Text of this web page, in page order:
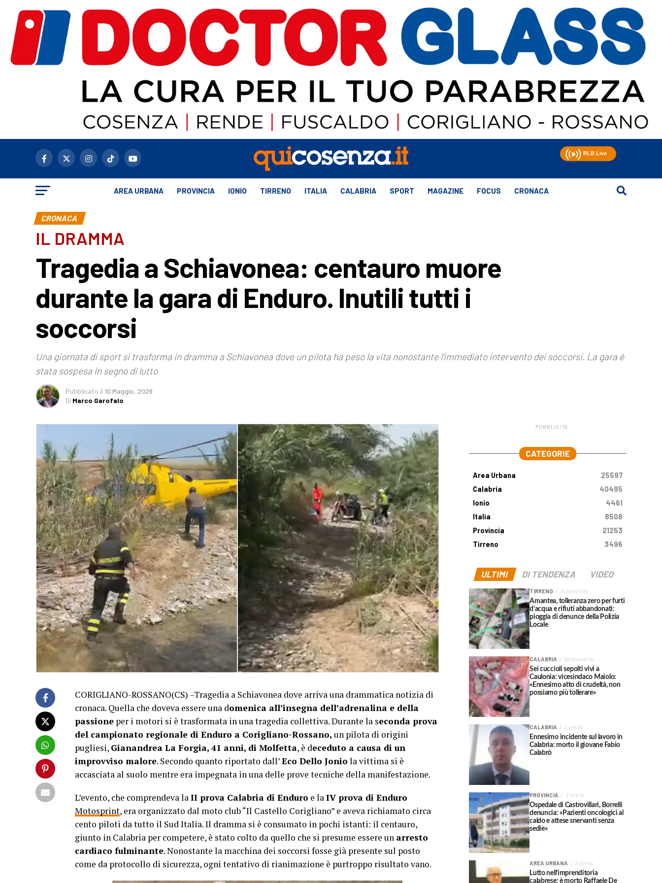
AREA URBANA PROVINCIA IONIO TIRRENO ITALIA CALABRIA SPORT MAGAZINE FOCUS CRONACA
CRONACA
IL DRAMMA
Tragedia a Schiavonea: centauro muore
durante la gara di Enduro. Inutili tutti i
soccorsi
Una giornata di sport si trasforma in dramma a Schiavonea dove un pilota ha peso la vita nonostante l’immediato intervento dei soccorsi. La gara è
stata sospesa in segno di lutto
Pubblicato il 10 Maggio, 2026
Di Marco Garofalo
CORIGLIANO-ROSSANO(CS) –Tragedia a Schiavonea dove arriva una drammatica notizia di
cronaca. Quella che doveva essere una domenica all’insegna dell’adrenalina e della
passione per i motori si è trasformata in una tragedia collettiva. Durante la seconda prova
del campionato regionale di Enduro a Corigliano-Rossano, un pilota di origini
pugliesi, Gianandrea La Forgia, 41 anni, di Molfetta, è deceduto a causa di un
improvviso malore. Secondo quanto riportato dall’Eco Dello Jonio la vittima si è
accasciata al suolo mentre era impegnata in una delle prove tecniche della manifestazione.
L’evento, che comprendeva laII prova Calabria di Enduro e laIV prova di Enduro
Motosprint, era organizzato dal moto club “Il Castello Corigliano” e aveva richiamato circa
cento piloti da tutto il Sud Italia. Il dramma si è consumato in pochi istanti: il centauro,
giunto in Calabria per competere, è stato colto da quello che si presume essere un arresto
cardiaco fulminante. Nonostante la macchina dei soccorsi fosse già presente sul posto
come da protocollo di sicurezza, ogni tentativo di rianimazione è purtroppo risultato vano.
PUBBLICITÀ
CATEGORIE
Area Urbana
25597
Calabria
40495
Ionio
4461
Italia
8508
Provincia
21253
Tirreno
3496
ULTIMI DI TENDENZA VIDEO
TIRRENO 16 minuti fa
Amantea, tolleranza zero per furti
d’acqua e rifiuti abbandonati:
pioggia di denunce della Polizia
Locale
CALABRIA 55 minuti fa
Sei cuccioli sepolti vivi a
Caulonia: vicesindaco Maiolo:
«Ennesimo atto di crudeltà, non
possiamo più tollerare»
CALABRIA 2 ore fa
Ennesimo incidente sul lavoro in
Calabria: morto il giovane Fabio
Calabrò
PROVINCIA 2 ore fa
Ospedale di Castrovillari, Borrelli
denuncia: «Pazienti oncologici al
caldo e attese snervanti senza
sedie»
AREA URBANA 3 ore fa
Lutto nell’imprenditoria
calabrese: è morto Raffaele De